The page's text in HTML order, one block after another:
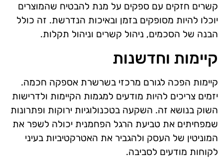
קשרים חזקים עם ספקים על מנת להבטיח שהמוצרים
יוכלו להיות מסופקים בזמן ובאיכות הנדרשת. זה כולל
הבנה של הסכמים, ניהול קשרים וניהול תקלות.
קיימות וחדשנות
קיימות הפכה לגורם מרכזי בשרשרת אספקה חכמה.
יזמים צריכים להיות מודעים למגמות הקיימות ולדרישות
השוק בנושא זה. השקעה בטכנולוגיות ירוקות ופתרונות
שמפחיתים את טביעת הרגל הפחמנית יכולה לשפר את
המוניטין של העסק ולהגביר את האטרקטיביות בעיני
לקוחות מודעים לסביבה.